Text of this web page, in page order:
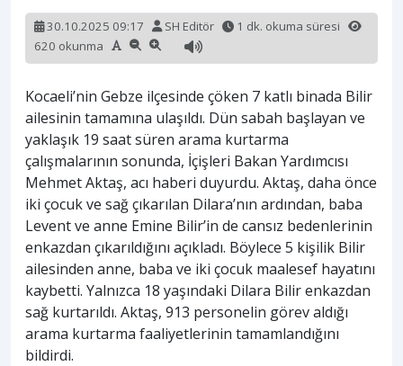
30.10.2025 09:17 SH Editör
1 dk. okuma süresi
620 okunma
Kocaeli’nin Gebze ilçesinde çöken 7 katlı binada Bilir
ailesinin tamamına ulaşıldı. Dün sabah başlayan ve
yaklaşık 19 saat süren arama kurtarma
çalışmalarının sonunda, İçişleri Bakan Yardımcısı
Mehmet Aktaş, acı haberi duyurdu. Aktaş, daha önce
iki çocuk ve sağ çıkarılan Dilara’nın ardından, baba
Levent ve anne Emine Bilir’in de cansız bedenlerinin
enkazdan çıkarıldığını açıkladı. Böylece 5 kişilik Bilir
ailesinden anne, baba ve iki çocuk maalesef hayatını
kaybetti. Yalnızca 18 yaşındaki Dilara Bilir enkazdan
sağ kurtarıldı. Aktaş, 913 personelin görev aldığı
arama kurtarma faaliyetlerinin tamamlandığını
bildirdi.